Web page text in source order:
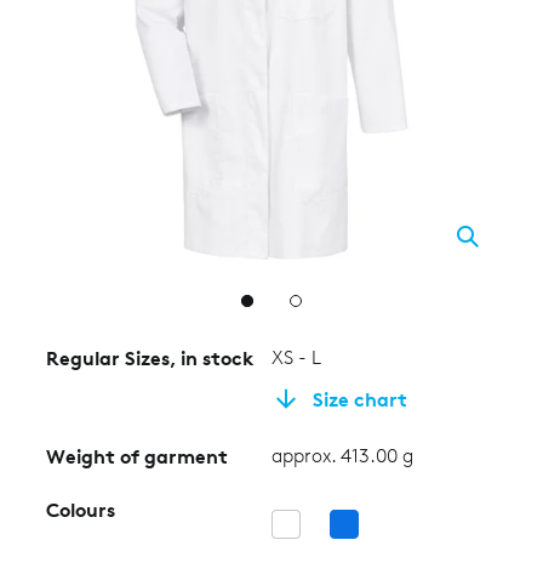
Regular Sizes, in stock XS - L
Size chart
Weight of garment approx. 413.00 g
Colours